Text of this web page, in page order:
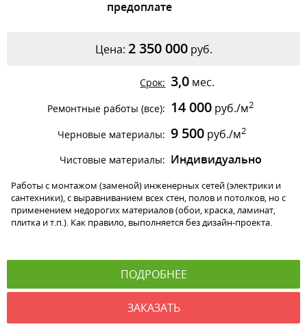
предоплате
Цена: 2 350 000руб.
Срок: 3,0 мес.
Ремонтные работы (все): 14 000 руб./м2
Черновые материалы: 9 500 руб./м2
Чистовые материалы: Индивидуально
Работы с монтажом (заменой) инженерных сетей (электрики и
сантехники), с выравниванием всех стен, полов и потолков, но с
применением недорогих материалов (обои, краска, ламинат,
плитка и т.п.). Как правило, выполняется без дизайн-проекта.
ПОДРОБНЕЕ
ЗАКАЗАТЬ